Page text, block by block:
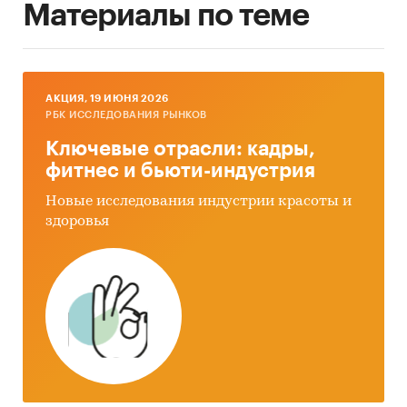
Материалы по теме
AКЦИЯ, 19 ИЮНЯ 2026
РБК ИССЛЕДОВАНИЯ РЫНКОВ
Ключевые отрасли: кадры,
фитнес и бьюти-индустрия
Новые исследования индустрии красоты и
здоровья